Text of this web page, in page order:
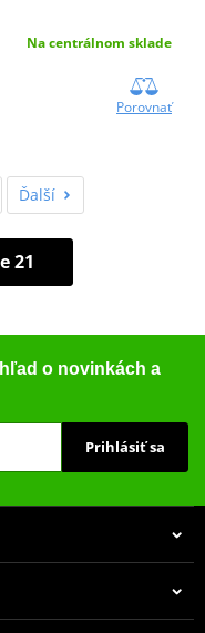
Na centrálnom sklade
Porovnať
Ďalší
21
o novinkách a
Prihlásiť sa